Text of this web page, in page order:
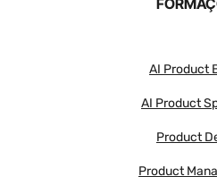
AI Product
AI Product
Product
Product